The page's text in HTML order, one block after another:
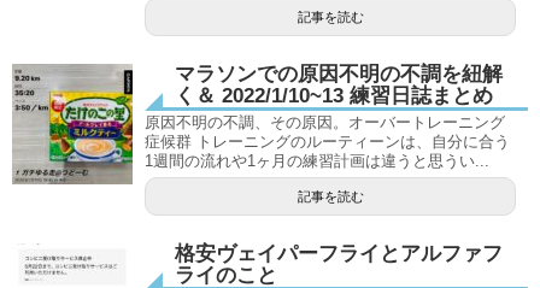
記事を読む
マラソンでの原因不明の不調を紐解
く＆ 2022/1/10~13 練習日誌まとめ
原因不明の不調、その原因。オーバートレーニング
症候群 トレーニングのルーティーンは、自分に合う
1週間の流れや1ヶ月の練習計画は違うと思うい...
記事を読む
格安ヴェイパーフライとアルファフ
ライのこと